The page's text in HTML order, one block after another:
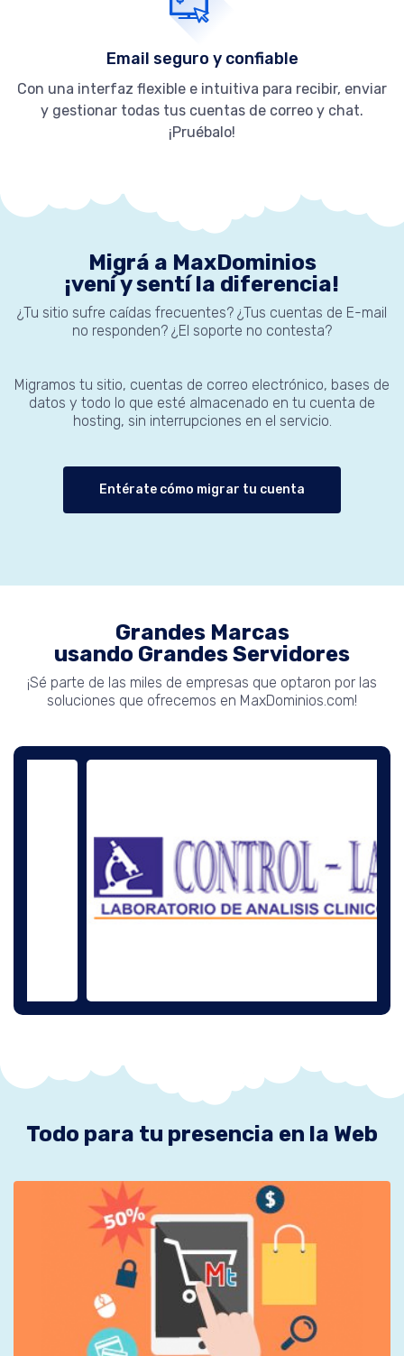
Email seguro y confiable
Con una interfaz flexible e intuitiva para recibir, enviar
y gestionar todas tus cuentas de correo y chat.
¡Pruébalo!
Migrá a MaxDominios
¡vení y sentí la diferencia!
¿Tu sitio sufre caídas frecuentes? ¿Tus cuentas de E-mail
no responden? ¿El soporte no contesta?
Migramos tu sitio, cuentas de correo electrónico, bases de
datos y todo lo que esté almacenado en tu cuenta de
hosting, sin interrupciones en el servicio.
Entérate cómo migrar tu cuenta
Grandes Marcas
usando Grandes Servidores
¡Sé parte de las miles de empresas que optaron por las
soluciones que ofrecemos en MaxDominios.com!
Todo para tu presencia en la Web